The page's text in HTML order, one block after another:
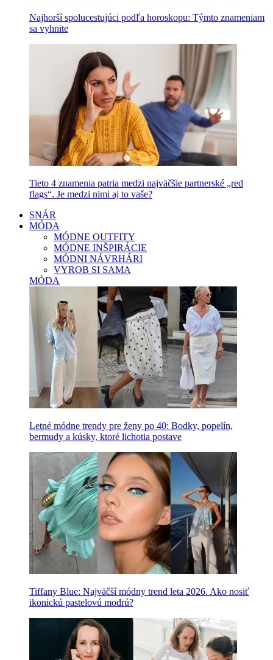
Najhorší spolucestujúci podľa horoskopu: Týmto znameniam
sa vyhnite
Tieto 4 znamenia patria medzi najväčšie partnerské „red
flags“. Je medzi nimi aj to vaše?
SNÁR
MÓDA
MÓDNE OUTFITY
MÓDNE INŠPIRÁCIE
MÓDNI NÁVRHÁRI
VYROB SI SAMA
MÓDA
Letné módne trendy pre ženy po 40: Bodky, popelín,
bermudy a kúsky, ktoré lichotia postave
Tiffany Blue: Najväčší módny trend leta 2026. Ako nosiť
ikonickú pastelovú modrú?